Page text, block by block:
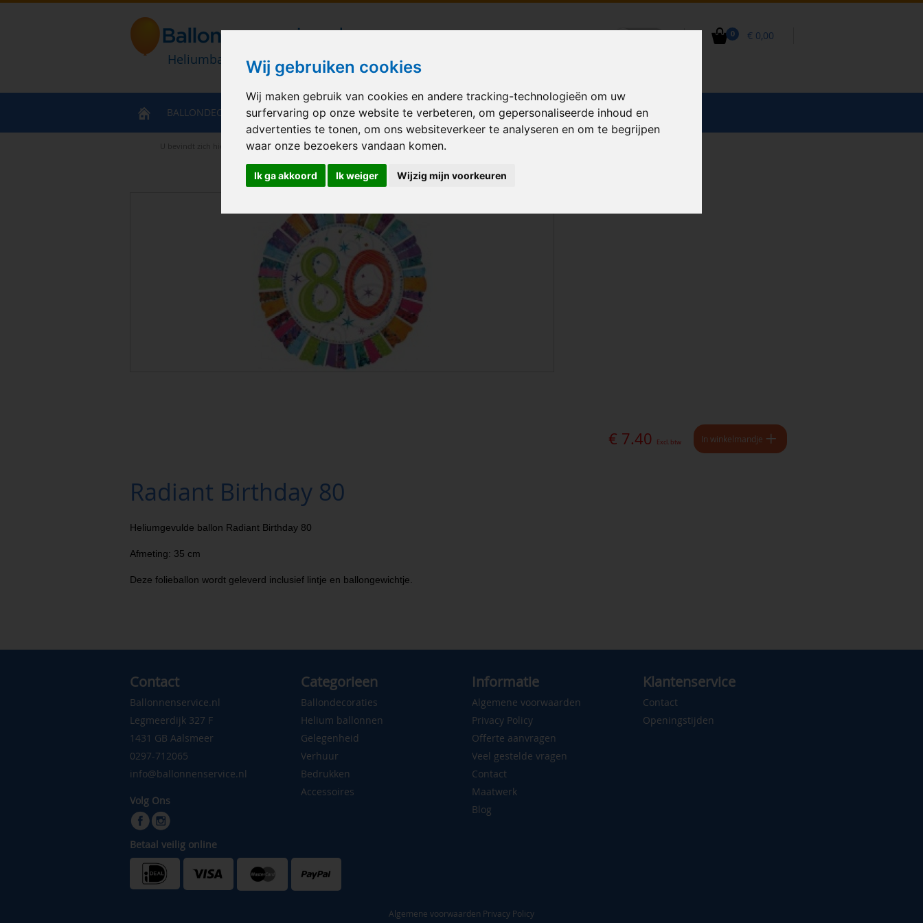
Wij gebruiken cookies
Wij maken gebruik van cookies en andere tracking-technologieën om uw
surfervaring op onze website te verbeteren, om gepersonaliseerde inhoud en
advertenties te tonen, om ons websiteverkeer te analyseren en om te begrijpen
waar onze bezoekers vandaan komen.
Ik ga akkoord Ik weiger Wijzig mijn voorkeuren
0 € 0,00
Heliumballonnen en ballondecoraties bezorgd in heel Nederland
U bevindt zich hier Home > Radiant Birthday 80
BALLONDECORATIES HELIUM BALLONNEN GELEGENHEID VERHUUR BEDRUKKEN ACCESSOIRES
€ 7.40 Excl. btw In winkelmandje
Radiant Birthday 80
Heliumgevulde ballon Radiant Birthday 80
Afmeting: 35 cm
Deze folieballon wordt geleverd inclusief lintje en ballongewichtje.
Contact
Ballonnenservice.nl
Legmeerdijk 327 F
1431 GB Aalsmeer
0297-712065
info@ballonnenservice.nl
Volg Ons
Categorieen
Ballondecoraties
Helium ballonnen
Gelegenheid
Verhuur
Bedrukken
Accessoires
Informatie
Algemene voorwaarden
Privacy Policy
Offerte aanvragen
Veel gestelde vragen
Contact
Maatwerk
Blog
Klantenservice
Contact
Openingstijden
Betaal veilig online
Algemene voorwaarden Privacy Policy